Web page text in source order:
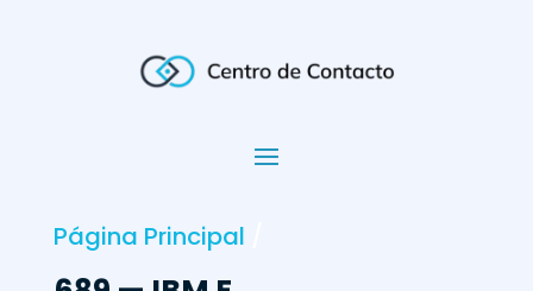
Página Principal